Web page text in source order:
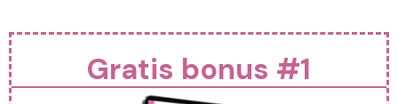
Gratis bonus #1